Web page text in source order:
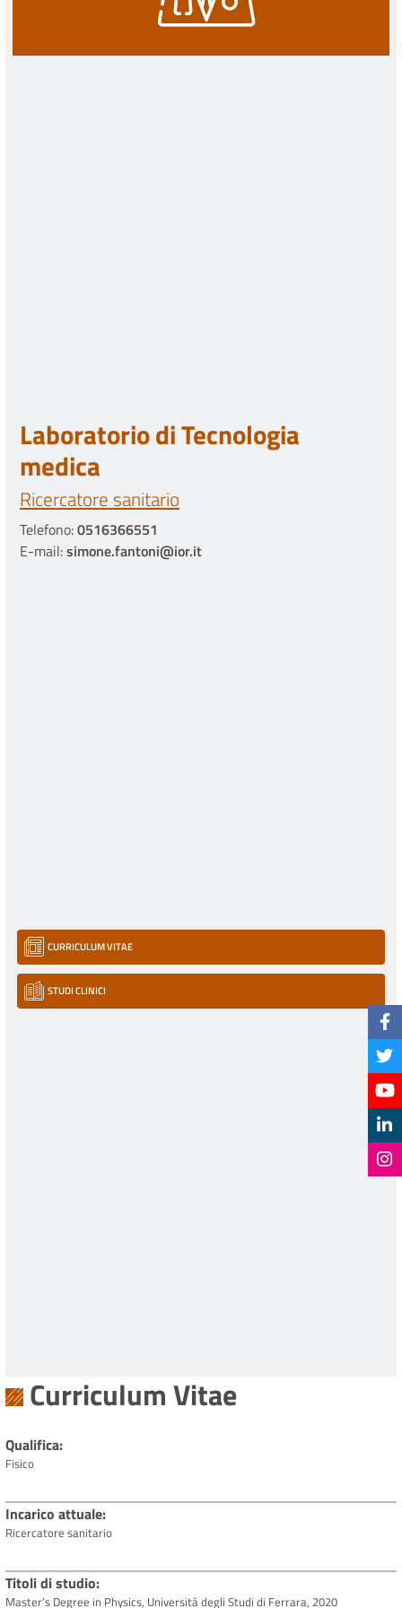
Laboratorio di Tecnologia
medica
Ricercatore sanitario
Telefono:0516366551
E-mail:simone.fantoni@ior.it
CURRICULUM VITAE
STUDI CLINICI
Curriculum Vitae
Qualifica
Fisico
Incarico attuale
Ricercatore sanitario
Titoli di studio
Master’s Degree in Physics, Università degli Studi di Ferrara, 2020